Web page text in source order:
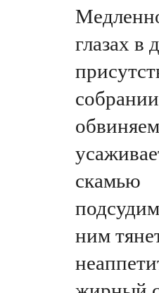
глазах
скамью
ним